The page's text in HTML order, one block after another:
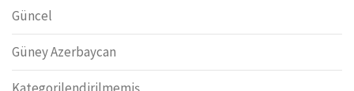
Güncel
Güney Azerbaycan
Kategorilendirilmemiş